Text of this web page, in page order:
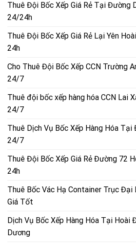
Thuê Đội Bốc Xếp Giá Rẻ Tại Đường
24/24h
Thuê Đội Bốc Xếp Giá Rẻ Lại Yên
24h
Cho Thuê Đội Bốc Xếp CCN Trường
24/7
Thuê đội bốc xếp hàng hóa CCN Lai
24/7
Thuê Dịch Vụ Bốc Xếp Hàng Hóa Tại
24/7
Thuê Đội Bốc Xếp Giá Rẻ Đường 72
24h
Thuê Bốc Vác Hạ Container Trục
Giá Tốt
Dịch Vụ Bốc Xếp Hàng Hóa Tại Hoài
Dương